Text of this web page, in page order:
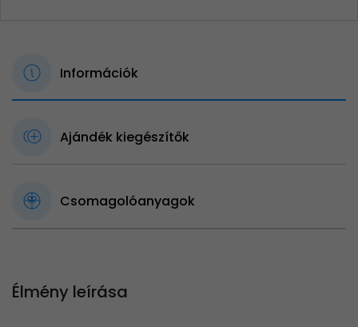
Információk
Ajándék kiegészítők
Csomagolóanyagok
Élmény leírása